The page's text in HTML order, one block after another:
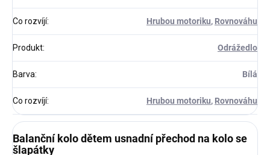
Co rozvíjí: Hrubou motoriku, Rovnováhu
Produkt: Odrážedlo
Barva: Bílá
Co rozvíjí: Hrubou motoriku, Rovnováhu
Balanční kolo dětem usnadní přechod na kolo se
šlapátky